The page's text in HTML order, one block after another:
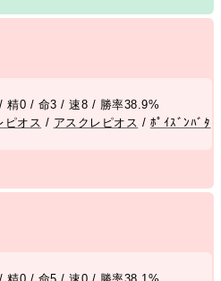
精0 / 命3 / 速8 / 勝率38.9%
ピオス / アスクレピオス / ﾎﾟｲｽﾞﾝﾊﾞﾀ